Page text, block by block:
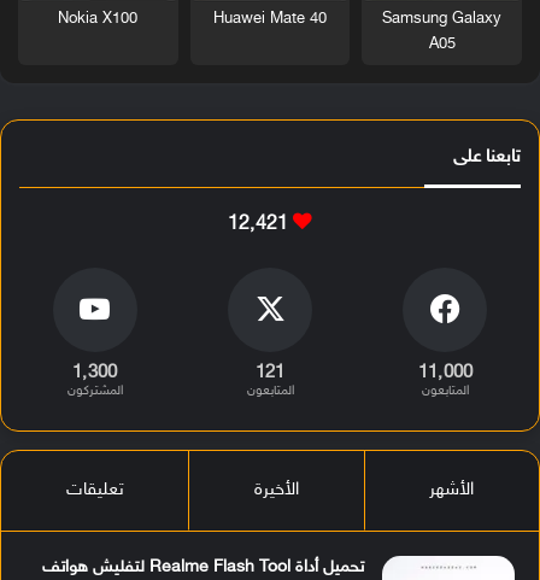
Samsung Galaxy
A05
Huawei Mate 40
Nokia X100
تابعنا على
12٬421
11٬000
المتابعون
121
المتابعون
1٬300
المشتركون
الأشهر الأخيرة تعليقات
تحميل أداة Realme Flash Tool لتفليش هواتف